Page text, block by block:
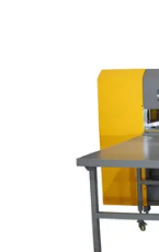
PRIVACY